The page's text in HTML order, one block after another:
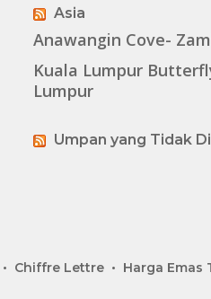
Asia
Anawangin Cove-
Kuala Lumpur
Lumpur
Umpan yang Tidak
Chiffre Lettre Harga Emas